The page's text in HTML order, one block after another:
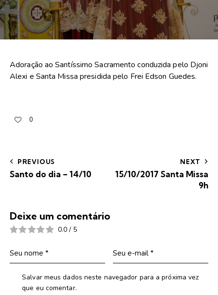
Adoração ao Santíssimo Sacramento conduzida pelo Djoni
Alexi e Santa Missa presidida pelo Frei Edson Guedes.
0
PREVIOUS
Santo do dia – 14/10
NEXT
15/10/2017 Santa Missa
9h
Deixe um comentário
0.0 / 5
Salvar meus dados neste navegador para a próxima vez
que eu comentar.